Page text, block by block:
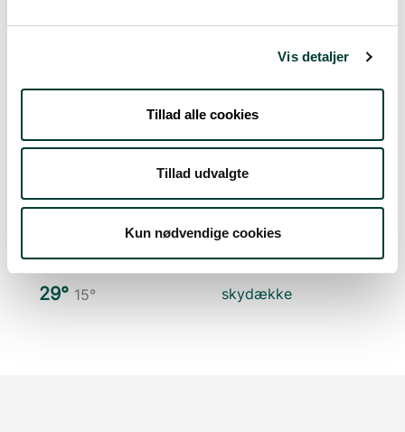
Vis detaljer
Tillad alle cookies
Tillad udvalgte
Kun nødvendige cookies
21°8° spredte skyer
Tors. 13.Aug
26°12° spredte skyer
29° 15° skydække